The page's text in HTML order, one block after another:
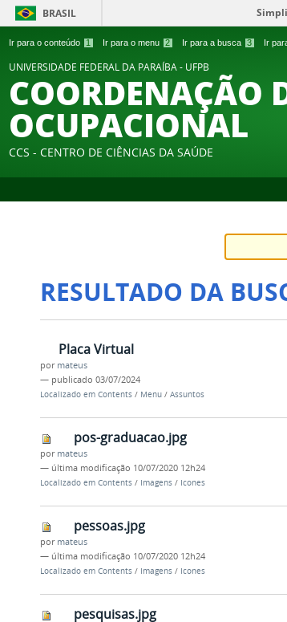
Ir para o conteúdo 1 Ir para o menu 2 Ir para a busca 3 Ir
BRASIL
UNIVERSIDADE FEDERAL DA PARAÍBA - UFPB
COORDENAÇÃO
OCUPACIONAL
CCS - CENTRO DE CIÊNCIAS DA SAÚDE
RESULTADO DA
Placa Virtual
por mateus
— publicado 03/07/2024
Localizado em Contents / Menu / Assuntos
pos-graduacao.jpg
por mateus
— última modificação 10/07/2020 12h24
Localizado em Contents / Imagens / Icones
pessoas.jpg
por mateus
— última modificação 10/07/2020 12h24
Localizado em Contents / Imagens / Icones
pesquisas.jpg